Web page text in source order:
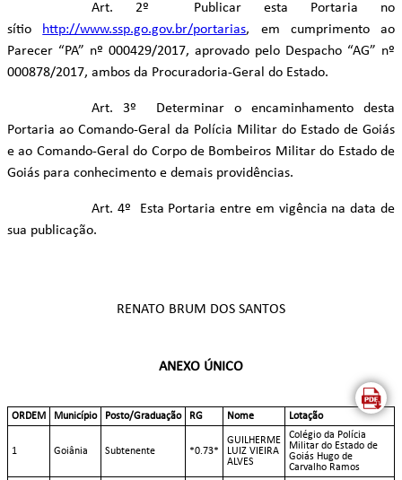
Art. 2º Publicar esta Portaria no
sítio
http://www.ssp.go.gov.br/portarias, em cumprimento ao
Parecer “PA” nº 000429/2017, aprovado pelo Despacho “AG” nº
000878/2017, ambos da Procuradoria-Geral do Estado.
Art. 3º Determinar o encaminhamento desta
Portaria ao Comando-Geral da Polícia Militar do Estado de Goiás
e ao Comando-Geral do Corpo de Bombeiros Militar do Estado de
Goiás para conhecimento e demais providências.
Art. 4º Esta Portaria entre em vigência na data de
sua publicação.
RENATO BRUM DOS SANTOS
ANEXO ÚNICO
ORDEM Município Posto/Graduação RG Nome Lotação
1 Goiânia Subtenente *0.73*
GUILHERME
LUIZ VIEIRA
ALVES
Colégio da Polícia
Militar do Estado de
Goiás Hugo de
Carvalho Ramos